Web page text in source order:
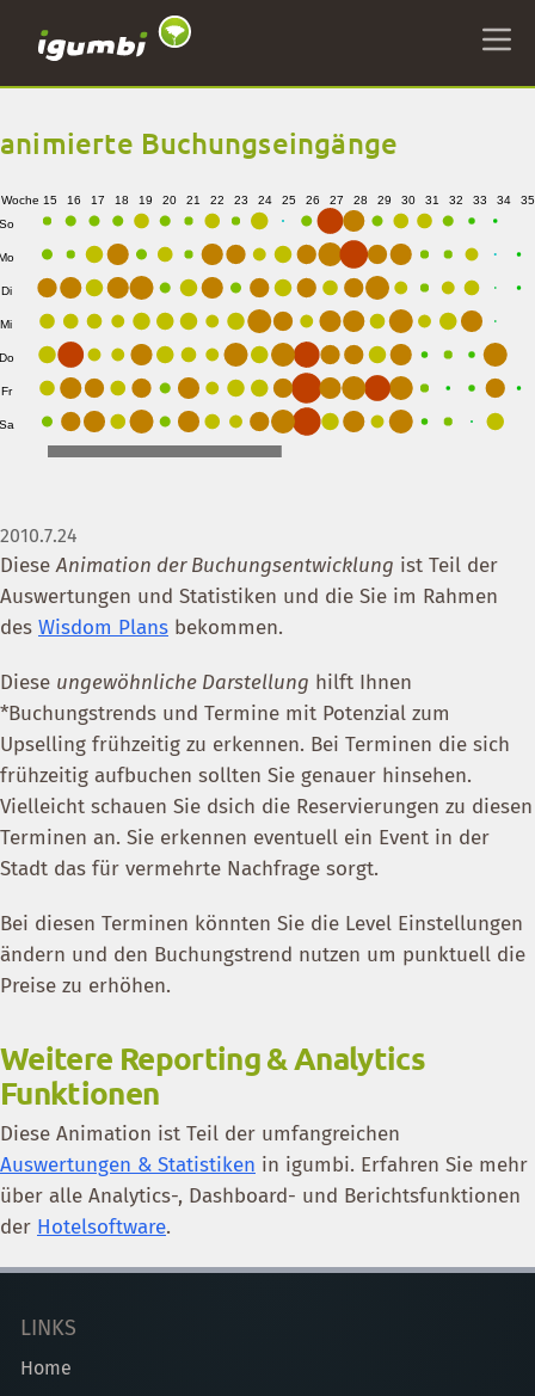
animierte Buchungseingänge
Woche 15 16 17 18 19 20 21 22 23 24 25 26 27 28 29 30 31 32 33 34
35
Di
Mi
Fr
2010.7.26
DieseAnimation der Buchungsentwicklung ist Teil der
Auswertungen und Statistiken und die Sie im Rahmen
des Wisdom Plans bekommen.
Diese ungewöhnliche Darstellung hilft Ihnen
*Buchungstrends und Termine mit Potenzial zum
Upselling frühzeitig zu erkennen. Bei Terminen die sich
frühzeitig aufbuchen sollten Sie genauer hinsehen.
Vielleicht schauen Sie dsich die Reservierungen zu diesen
Terminen an. Sie erkennen eventuell ein Event in der
Stadt das für vermehrte Nachfrage sorgt.
Bei diesen Terminen könnten Sie die Level Einstellungen
ändern und den Buchungstrend nutzen um punktuell die
Preise zu erhöhen.
Weitere Reporting & Analytics
Funktionen
Diese Animation ist Teil der umfangreichen
Auswertungen & Statistiken in igumbi. Erfahren Sie mehr
über alle Analytics-, Dashboard- und Berichtsfunktionen
der Hotelsoftware.
LINKS
Home